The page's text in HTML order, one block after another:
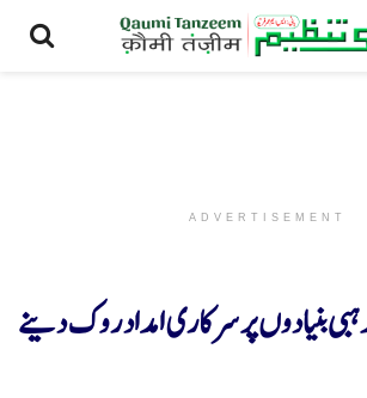
ADVERTISEMENT
بنیادوں پر سرکاری امداد روک دینے